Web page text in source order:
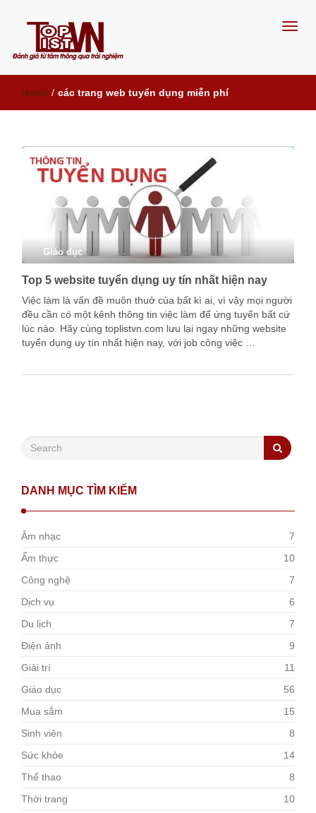
Đánh giá từ tâm, thông qua trải
nghiệm
Home / các trang web tuyển dụng miễn phí
Giáo dục
Top 5 website tuyển dụng uy tín nhất hiện nay
Việc làm là vấn đề muôn thuở của bất kì ai, vì vậy mọi người
đều cần có một kênh thông tin việc làm để ứng tuyển bất cứ
lúc nào. Hãy cùng toplistvn.com lưu lại ngay những website
tuyển dụng uy tín nhất hiện nay, với job công việc …
DANH MỤC TÌM KIẾM
Âm nhạc
7
Ẩm thực
10
Công nghệ
7
Dịch vụ
6
Du lịch
7
Điện ảnh
9
Giải trí
11
Giáo dục
56
Mua sắm
15
Sinh viên
8
Sức khỏe
14
Thể thao
8
Thời trang
10